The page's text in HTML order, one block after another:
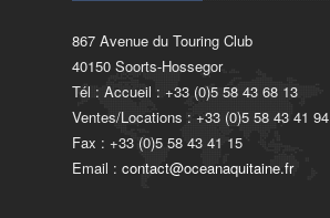
867 Avenue du Touring Club
40150 Soorts-Hossegor
Tél : Accueil : +33 (0)5 58 43 68 13
Ventes/Locations : +33 (0)5 58 43 41 94
Fax : +33 (0)5 58 43 41 15
Email : contact@oceanaquitaine.fr